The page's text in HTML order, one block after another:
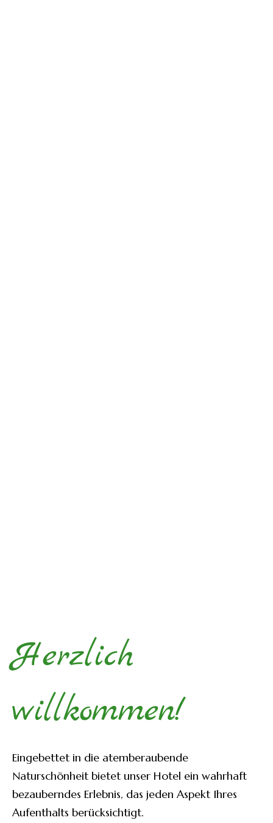
Herzlich
willkommen!
Eingebettet in die atemberaubende
Naturschönheit bietet unser Hotel ein wahrhaft
bezauberndes Erlebnis, das jeden Aspekt Ihres
Aufenthalts berücksichtigt.